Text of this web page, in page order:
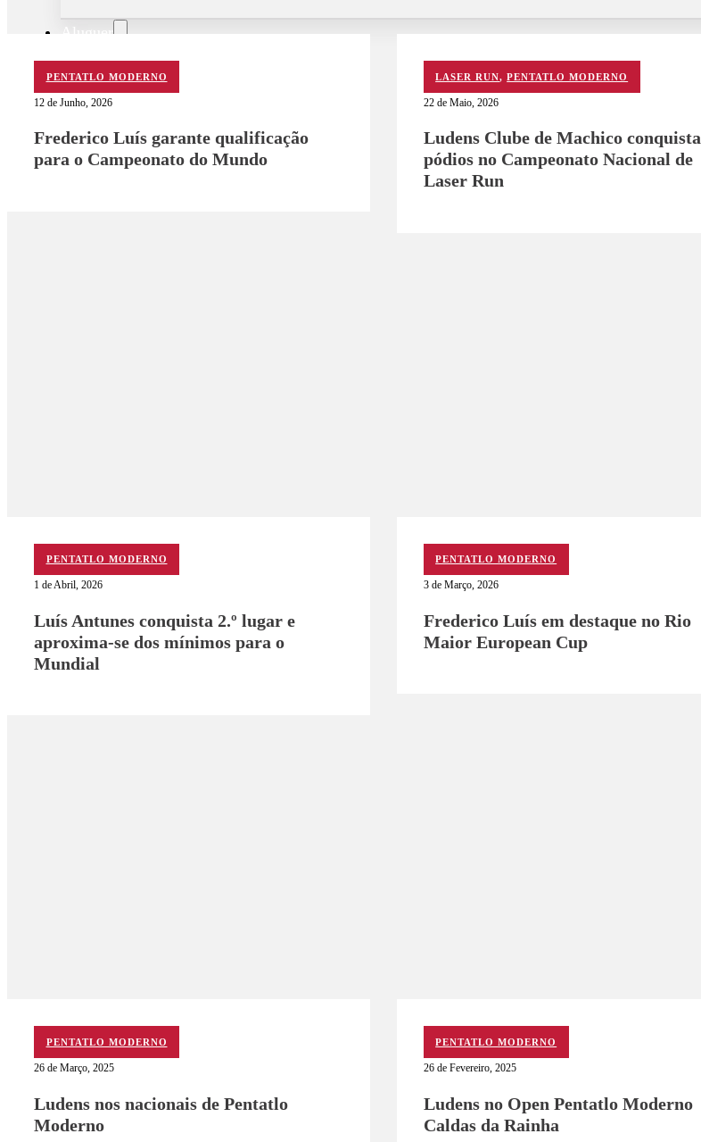
Aluguer
Equipamento Nautico
Contacta-nos
PENTATLO MODERNO
12 de Junho, 2026
Frederico Luís garante qualificação
para o Campeonato do Mundo
LASER RUN,PENTATLO MODERNO
22 de Maio, 2026
Ludens Clube de Machico conquista
pódios no Campeonato Nacional de
Laser Run
PENTATLO MODERNO
1 de Abril, 2026
Luís Antunes conquista 2.º lugar e
aproxima-se dos mínimos para o
Mundial
PENTATLO MODERNO
3 de Março, 2026
Frederico Luís em destaque no Rio
Maior European Cup
PENTATLO MODERNO
26 de Março, 2025
Ludens nos nacionais de Pentatlo
Moderno
PENTATLO MODERNO
26 de Fevereiro, 2025
Ludens no Open Pentatlo Moderno
Caldas da Rainha